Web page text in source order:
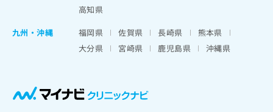
高知県
九州・沖縄
福岡県 佐賀県 長崎県
熊本県
大分県
宮崎県 鹿児島県 沖縄県